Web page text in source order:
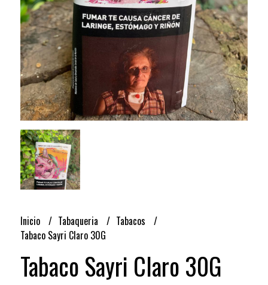
Inicio Tabaqueria
Tabacos
Tabaco Sayri Claro 30G
Tabaco Sayri Claro 30G